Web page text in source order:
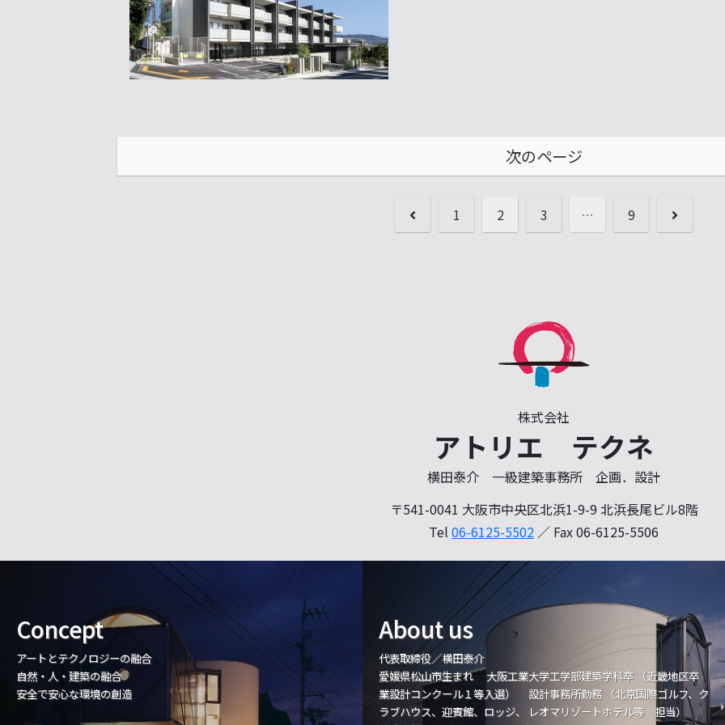
次のページ
前
1 2 3 … 9
次
株式会社
アトリエ テクネ
横田泰介 一級建築事務所 企画．設計
〒541-0041 大阪市中央区北浜1-9-9北浜長尾ビル8階
Tel 06-6125-5502 ／ Fax 06-6125-5506
Concept
アートとテクノロジーの融合
自然・人・建築の融合
安全で安心な環境の創造
About us
代表取締役／横田泰介
愛媛県松山市生まれ 大阪工業大学工学部建築学科卒 （近畿地区卒
業設計コンクール１等入選） 設計事務所勤務 （北京国際ゴルフ、ク
ラブハウス、迎賓館、ロッジ、 レオマリゾートホテル等 担当）